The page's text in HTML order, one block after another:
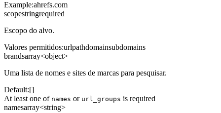
Example:ahrefs.com
scopestringrequired
Escopo do alvo.
Valores permitidos:urlpathdomainsubdomains
brandsarray<object>
Uma lista de nomes e sites de marcas para pesquisar.
Default:[]
At least one of names or url_groups is required
namesarray<string>